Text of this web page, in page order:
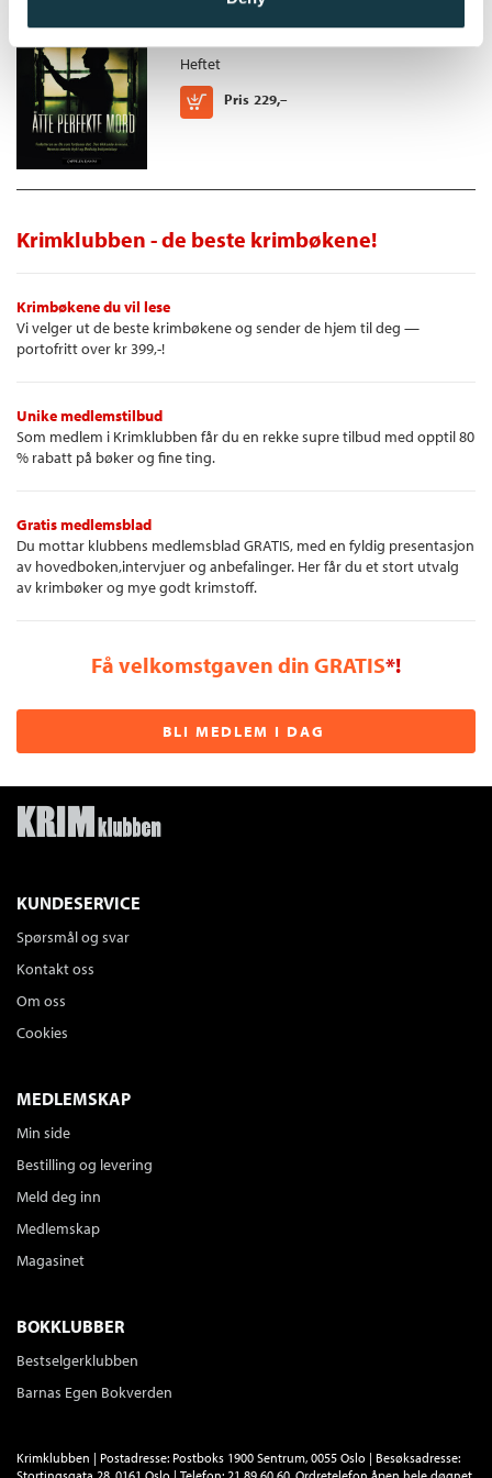
Peter Swanson
Heftet
Pris 229,–
Kjøp
Krimklubben - de beste krimbøkene!
Krimbøkene du vil lese
Vi velger ut de beste krimbøkene og sender de hjem til deg —
portofritt over kr 399,-!
Unike medlemstilbud
Som medlem i Krimklubben får du en rekke supre tilbud med opptil 80
% rabatt på bøker og fine ting.
Gratis medlemsblad
Du mottar klubbens medlemsblad GRATIS, med en fyldig presentasjon
av hovedboken,intervjuer og anbefalinger. Her får du et stort utvalg
av krimbøker og mye godt krimstoff.
Få velkomstgaven din GRATIS*!
BLI MEDLEM I DAG
KUNDESERVICE
Spørsmål og svar
Kontakt oss
Om oss
Cookies
MEDLEMSKAP
Min side
Bestilling og levering
Meld deg inn
Medlemskap
Magasinet
BOKKLUBBER
Bestselgerklubben
Barnas Egen Bokverden
Krimklubben | Postadresse: Postboks 1900 Sentrum, 0055 Oslo | Besøksadresse: